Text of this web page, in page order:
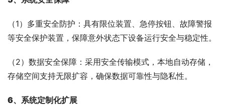
（1）多重安全防护：具有限位装置、急停按钮、故障警报
等安全保护装置，保障意外状态下设备运行安全与稳定性。
（2）数据安全保障：采用安全传输模式，本地自动存储，
存储空间支持无限扩容，确保数据可靠性与隐私性。
6、 系统定制化扩展